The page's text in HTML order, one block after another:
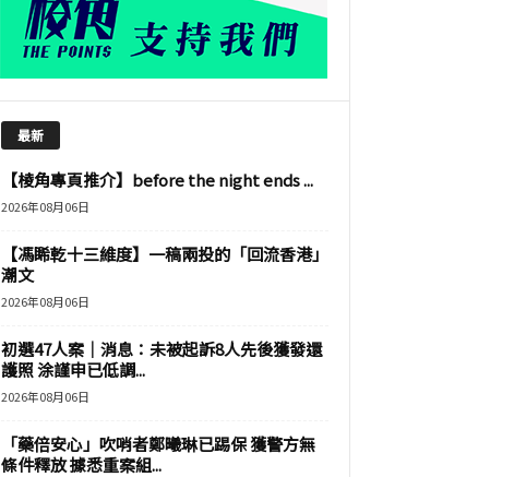
最新
【棱角專頁推介】before the night ends ...
2026年08月06日
【馮睎乾十三維度】一稿兩投的「回流香港」
潮文
2026年08月06日
初選47人案｜消息：未被起訴8人先後獲發還
護照 涂謹申已低調...
2026年08月06日
「藥倍安心」吹哨者鄭曦琳已踢保 獲警方無
條件釋放 據悉重案組...